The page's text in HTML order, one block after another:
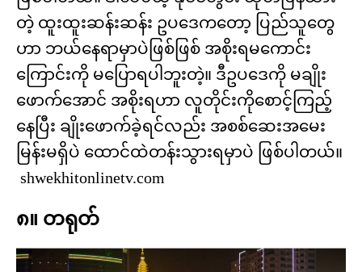
တဲ့ ထူးထူးဆန်းဆန်း ဥပဒေကတော့ ပြည်သူတွေ
ဟာ ဘယ်နေရာမှာပဲဖြစ်ဖြစ် အစိုးရမကောင်း
ကြောင်းကို မပြောရပါဘူးတဲ့။ ဒီဥပဒေကို မချိုး
ဖောက်အောင် အစိုးရဟာ လူတိုင်းကိုစောင့်ကြည့်
နေပြီး ချိုးဖောက်ခဲ့ရင်လည်း အစစ်ဆေးအမေး
မြန်းမရှိပဲ ထောင်ထဲတန်းသွားရမှာပဲ ဖြစ်ပါတယ်။
shwekhitonlinetv.com
၈။ တရုတ်